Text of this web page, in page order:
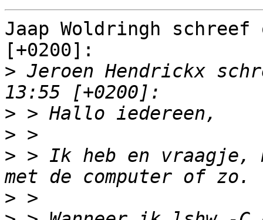
Jaap Woldringh schreef
[+0200]:
> Jeroen Hendrickx
>
>
> > Ik heb en vraagje,
>